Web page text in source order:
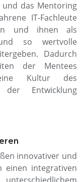
und das Mentoring
IT-Fachleute
und ihnen als
so wertvolle
Dadurch
der Mentees
Kultur des
Entwicklung
innovativer und
einen integrativen